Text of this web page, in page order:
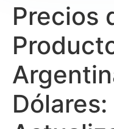
Precios